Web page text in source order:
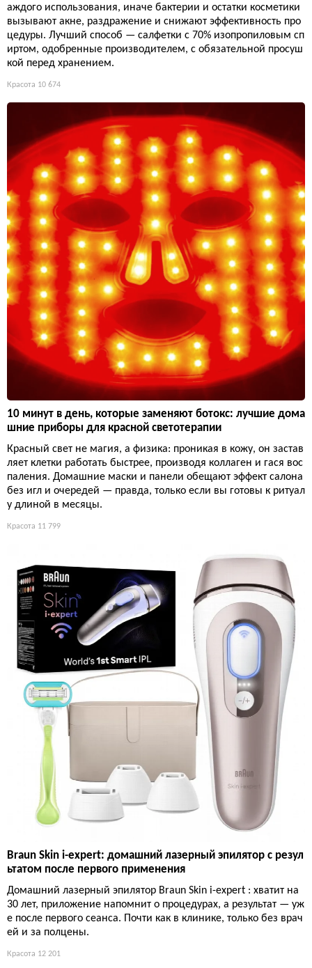
аждого использования, иначе бактерии и остатки косметики
вызывают акне, раздражение и снижают эффективность про
цедуры. Лучший способ — салфетки с 70% изопропиловым сп
иртом, одобренные производителем, с обязательной просуш
кой перед хранением.
Красота 10 674
10 минут в день, которые заменяют ботокс: лучшие дома
шние приборы для красной светотерапии
Красный свет не магия, а физика: проникая в кожу, он застав
ляет клетки работать быстрее, производя коллаген и гася вос
паления. Домашние маски и панели обещают эффект салона
без игл и очередей — правда, только если вы готовы к ритуал
у длиной в месяцы.
Красота 11 799
Braun Skin i-expert: домашний лазерный эпилятор с резул
ьтатом после первого применения
Домашний лазерный эпилятор Braun Skin i-expert : хватит на
30 лет, приложение напомнит о процедурах, а результат — уж
е после первого сеанса. Почти как в клинике, только без врач
ей и за полцены.
Красота 12 201